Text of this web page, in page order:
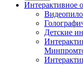
Интерактивное
Детские